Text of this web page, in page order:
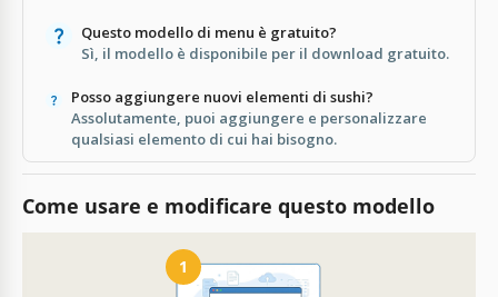
Questo modello di menu è gratuito?
Sì, il modello è disponibile per il download gratuito.
Posso aggiungere nuovi elementi di sushi?
Assolutamente, puoi aggiungere e personalizzare
qualsiasi elemento di cui hai bisogno.
Come usare e modificare questo modello
1